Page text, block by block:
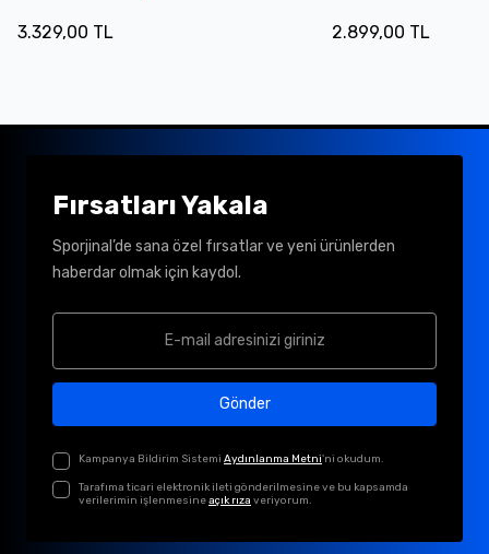
3.329,00 TL 2.899,00 TL
Fırsatları Yakala
Sporjinal’de sana özel fırsatlar ve yeni ürünlerden
haberdar olmak için kaydol.
Gönder
Kampanya Bildirim Sistemi Aydınlanma Metni'ni okudum.
Tarafıma ticari elektronik ileti gönderilmesine ve bu kapsamda
verilerimin işlenmesineaçık rıza veriyorum.